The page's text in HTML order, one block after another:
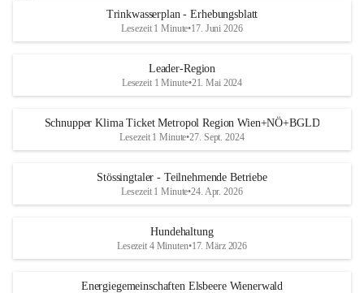
Trinkwasserplan - Erhebungsblatt
Lesezeit 1 Minute•17. Juni 2026
Leader-Region
Lesezeit 1 Minute•21. Mai 2024
Schnupper Klima Ticket Metropol Region Wien+NÖ+BGLD
Lesezeit 1 Minute•27. Sept. 2024
Stössingtaler - Teilnehmende Betriebe
Lesezeit 1 Minute•24. Apr. 2026
Hundehaltung
Lesezeit 4 Minuten•17. März 2026
Energiegemeinschaften Elsbeere Wienerwald